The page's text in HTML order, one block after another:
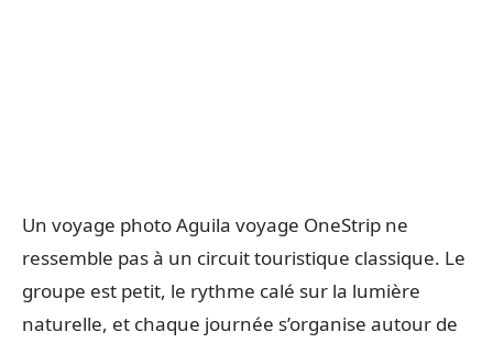
Un voyage photo Aguila voyage OneStrip ne
ressemble pas à un circuit touristique classique. Le
groupe est petit, le rythme calé sur la lumière
naturelle, et chaque journée s’organise autour de